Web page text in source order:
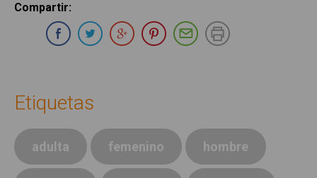
Compartir:
Compartir en Whatsapp
Compartir en Facebook
Compartir en Twitter
Compartir en Google Plus
Compartir en Pinterest
Compartir por E-
Etiquetas
adulta femenino hombre